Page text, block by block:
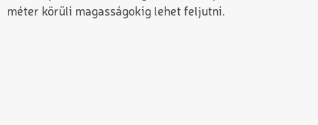
méter körüli magasságokig lehet feljutni.